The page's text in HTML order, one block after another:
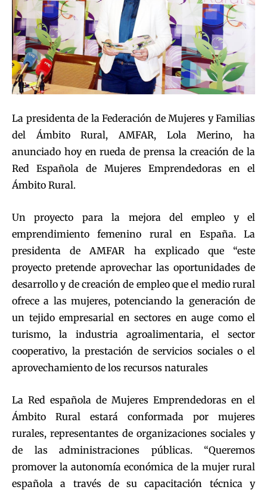
La presidenta de la Federación de Mujeres y Familias
del Ámbito Rural, AMFAR, Lola Merino, ha
anunciado hoy en rueda de prensa la creación de la
Red Española de Mujeres Emprendedoras en el
Ámbito Rural.
Un proyecto para la mejora del empleo y el
emprendimiento femenino rural en España. La
presidenta de AMFAR ha explicado que “este
proyecto pretende aprovechar las oportunidades de
desarrollo y de creación de empleo que el medio rural
ofrece a las mujeres, potenciando la generación de
un tejido empresarial en sectores en auge como el
turismo, la industria agroalimentaria, el sector
cooperativo, la prestación de servicios sociales o el
aprovechamiento de los recursos naturales
La Red española de Mujeres Emprendedoras en el
Ámbito Rural estará conformada por mujeres
rurales, representantes de organizaciones sociales y
de las administraciones públicas. “Queremos
promover la autonomía económica de la mujer rural
española a través de su capacitación técnica y